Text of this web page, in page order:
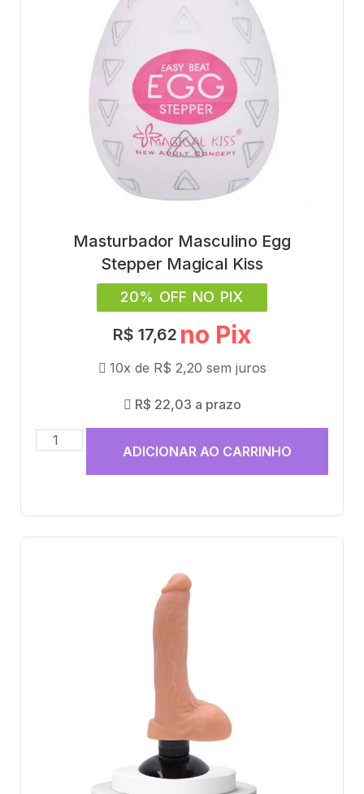
Masturbador Masculino Egg
Stepper Magical Kiss
20% OFF NO PIX
R$ 17,62 no Pix
10x de R$ 2,20 sem juros
R$ 22,03 a prazo
ADICIONAR AO CARRINHO